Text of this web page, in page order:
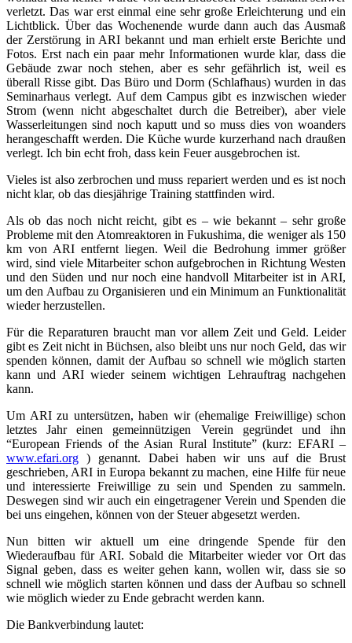
verletzt. Das war erst einmal eine sehr große Erleichterung und ein
Lichtblick. Über das Wochenende wurde dann auch das Ausmaß
der Zerstörung in ARI bekannt und man erhielt erste Berichte und
Fotos. Erst nach ein paar mehr Informationen wurde klar, dass die
Gebäude zwar noch stehen, aber es sehr gefährlich ist, weil es
überall Risse gibt. Das Büro und Dorm (Schlafhaus) wurden in das
Seminarhaus verlegt. Auf dem Campus gibt es inzwischen wieder
Strom (wenn nicht abgeschaltet durch die Betreiber), aber viele
Wasserleitungen sind noch kaputt und so muss dies von woanders
herangeschafft werden. Die Küche wurde kurzerhand nach draußen
verlegt. Ich bin echt froh, dass kein Feuer ausgebrochen ist.
Vieles ist also zerbrochen und muss repariert werden und es ist noch
nicht klar, ob das diesjährige Training stattfinden wird.
Als ob das noch nicht reicht, gibt es – wie bekannt – sehr große
Probleme mit den Atomreaktoren in Fukushima, die weniger als 150
km von ARI entfernt liegen. Weil die Bedrohung immer größer
wird, sind viele Mitarbeiter schon aufgebrochen in Richtung Westen
und den Süden und nur noch eine handvoll Mitarbeiter ist in ARI,
um den Aufbau zu Organisieren und ein Minimum an Funktionalität
wieder herzustellen.
Für die Reparaturen braucht man vor allem Zeit und Geld. Leider
gibt es Zeit nicht in Büchsen, also bleibt uns nur noch Geld, das wir
spenden können, damit der Aufbau so schnell wie möglich starten
kann und ARI wieder seinem wichtigen Lehrauftrag nachgehen
kann.
Um ARI zu untersützen, haben wir (ehemalige Freiwillige) schon
letztes Jahr einen gemeinnützigen Verein gegründet und ihn
“European Friends of the Asian Rural Institute” (kurz: EFARI –
www.efari.org ) genannt. Dabei haben wir uns auf die Brust
geschrieben, ARI in Europa bekannt zu machen, eine Hilfe für neue
und interessierte Freiwillige zu sein und Spenden zu sammeln.
Deswegen sind wir auch ein eingetragener Verein und Spenden die
bei uns eingehen, können von der Steuer abgesetzt werden.
Nun bitten wir aktuell um eine dringende Spende für den
Wiederaufbau für ARI. Sobald die Mitarbeiter wieder vor Ort das
Signal geben, dass es weiter gehen kann, wollen wir, dass sie so
schnell wie möglich starten können und dass der Aufbau so schnell
wie möglich wieder zu Ende gebracht werden kann.
Die Bankverbindung lautet: